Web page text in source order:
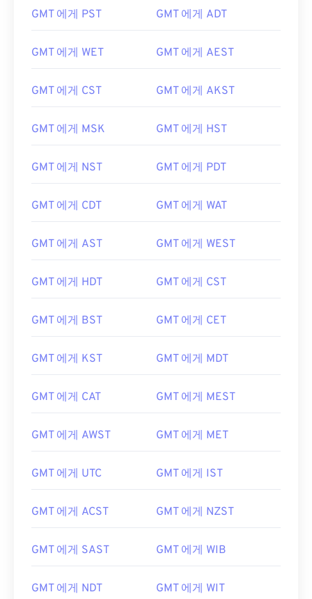
GMT 에게 PST GMT 에게 ADT
GMT 에게 WET GMT 에게 AEST
GMT 에게 CST GMT 에게 AKST
GMT 에게 MSK GMT 에게 HST
GMT 에게 NST GMT 에게 PDT
GMT 에게 CDT GMT 에게 WAT
GMT 에게 AST GMT 에게 WEST
GMT 에게 HDT GMT 에게 CST
GMT 에게 BST GMT 에게 CET
GMT 에게 KST GMT 에게 MDT
GMT 에게 CAT GMT 에게 MEST
GMT 에게 AWST GMT 에게 MET
GMT 에게 UTC GMT 에게 IST
GMT 에게 ACST GMT 에게 NZST
GMT 에게 SAST GMT 에게 WIB
GMT 에게 NDT GMT 에게 WIT